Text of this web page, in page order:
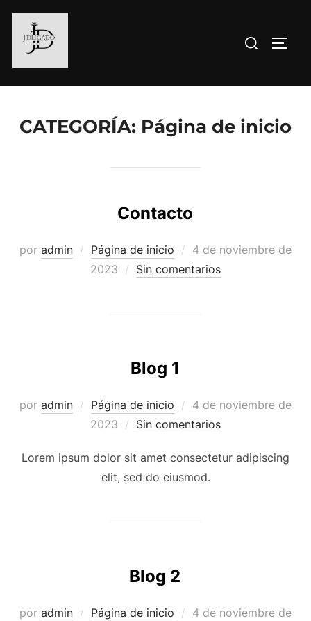
Saltar
contenido
Buscar:
CATEGORÍA: Página de inicio
Contacto
por admin Página de inicio
Publicado
el
4 de noviembre de
2023
Sin comentarios
Blog 1
por admin Página de inicio
Publicado
el
4 de noviembre de
2023
Sin comentarios
Lorem ipsum dolor sit amet consectetur adipiscing
elit, sed do eiusmod.
Blog 2
por admin Página de inicio
Publicado
4 de noviembre de